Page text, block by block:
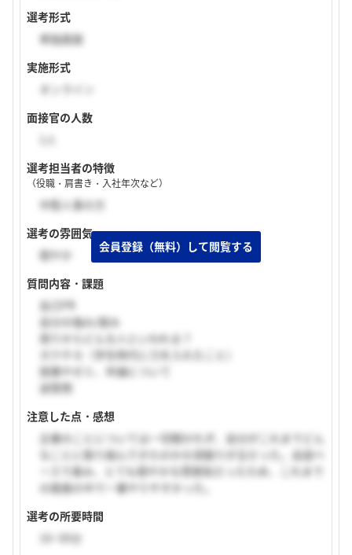
選考形式
単独面接
実施形式
オンライン
面接官の人数
選考担当者の特徴
（役職・肩書き・入社年次など）
中堅人事の方
選考の雰囲気
穏やか
質問内容・課題
自己PR
自分の強み/弱み
周りからどんな人といわれる？
ガクチカ（学生時代に力を入れたこと）
授業やゼミ、卒論について
逆質問
注意した点・感想
企業のことについては一切聞かれず、自分がこれまでどん
なことに取り組んできたのかの深掘りが主だった。会話ベ
ースで進み、とても穏やかな雰囲気だったため、これまで
の面接の中で一番やりやすかった。
選考の所要時間
16~30分